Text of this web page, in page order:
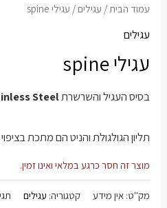
עמוד הבית / עגילים/ עגילי spine
עגילים
עגילי spine
בסיס העגיל והשרשרתSteel
תליון הגולגולת והניט הם מתכת
מוצר זה חסר כרגע במלאי ואינו זמין.
מק"ט:אין מידע קטגוריה: עגילים